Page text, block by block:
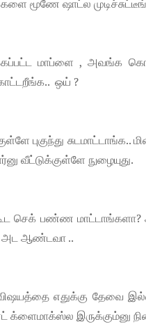
மூணே ஷாட்ல
மாப்ளை , அவங்க
ஒய் ?
சுடமாட்டாங்க..
வீட்டுக்குள்ளே நுழையுது.
செக் பண்ண மாட்டாங்களா?
அட ஆண்டவா ..
எதுக்கு தேவை
க்ளைமாக்ஸ்ல இருக்கும்னு